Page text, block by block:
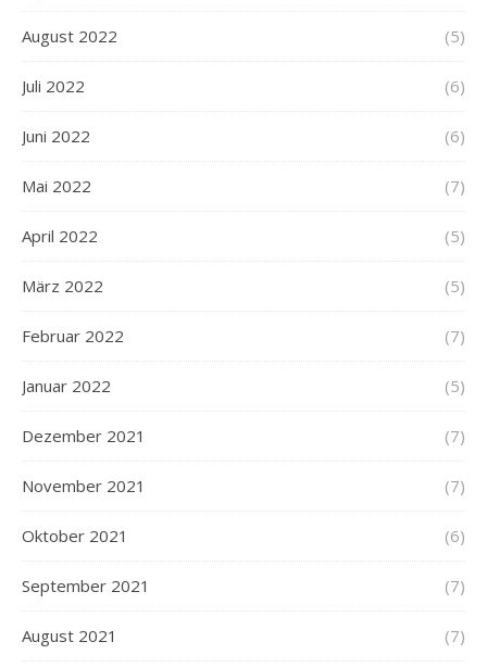
August 2022 (5)
Juli 2022 (6)
Juni 2022 (6)
Mai 2022 (7)
April 2022 (5)
März 2022 (5)
Februar 2022 (7)
Januar 2022 (5)
Dezember 2021 (7)
November 2021 (7)
Oktober 2021 (6)
September 2021 (7)
August 2021 (7)